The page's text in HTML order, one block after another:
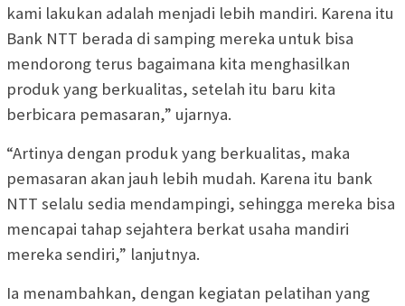
kami lakukan adalah menjadi lebih mandiri. Karena itu
Bank NTT berada di samping mereka untuk bisa
mendorong terus bagaimana kita menghasilkan
produk yang berkualitas, setelah itu baru kita
berbicara pemasaran,” ujarnya.
“Artinya dengan produk yang berkualitas, maka
pemasaran akan jauh lebih mudah. Karena itu bank
NTT selalu sedia mendampingi, sehingga mereka bisa
mencapai tahap sejahtera berkat usaha mandiri
mereka sendiri,” lanjutnya.
Ia menambahkan, dengan kegiatan pelatihan yang